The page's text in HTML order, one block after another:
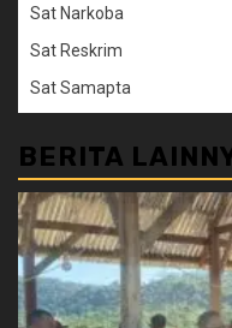
Sat Narkoba
Sat Reskrim
Sat Samapta
BERITA